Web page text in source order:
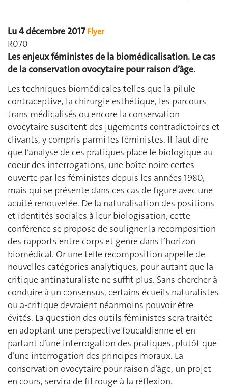
Lu 4 décembre 2017Flyer
R070
Les enjeux féministes de la biomédicalisation. Le cas
de la conservation ovocytaire pour raison d’âge.
Les techniques biomédicales telles que la pilule
contraceptive, la chirurgie esthé­tique, les parcours
trans médicalisés ou encore la conservation
ovocytaire sus­citent des jugements contradictoires et
clivants, y compris parmi les féministes. Il faut dire
que l’analyse de ces pratiques place le biologique au
coeur des inter­rogations, une boîte noire certes
ouverte par les féministes depuis les années 1980,
mais qui se présente dans ces cas de figure avec une
acuité renouvelée. De la naturalisation des positions
et identités sociales à leur biologisation, cette
conférence se propose de souligner la recomposition
des rapports entre corps et genre dans l’horizon
biomédical. Or une telle recomposition appelle de
nouvelles catégories analytiques, pour autant que la
critique antinaturaliste ne suffit plus. Sans chercher à
conduire à un consensus, certains écueils naturalistes
ou a-cri­tique devraient néanmoins pouvoir être
évités. La question des outils féministes sera traitée
en adoptant une perspective foucaldienne et en
partant d’une inter­rogation des pratiques, plutôt que
d’une interrogation des principes moraux. La
conservation ovocytaire pour raison d’âge, un projet
en cours, servira de fil rouge à la réflexion.